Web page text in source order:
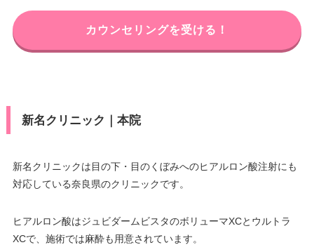
カウンセリングを受ける！
新名クリニック｜本院
新名クリニックは目の下・目のくぼみへのヒアルロン酸注射にも
対応している奈良県のクリニックです。
ヒアルロン酸はジュビダームビスタのボリューマXCとウルトラ
XCで、施術では麻酔も用意されています。